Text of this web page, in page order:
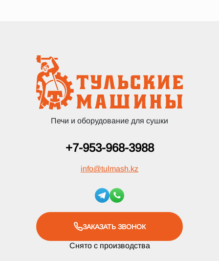
Печи и оборудование для сушки
+7-953-968-3988
info@tulmash.kz
ЗАКАЗАТЬ ЗВОНОК
Снято с производства